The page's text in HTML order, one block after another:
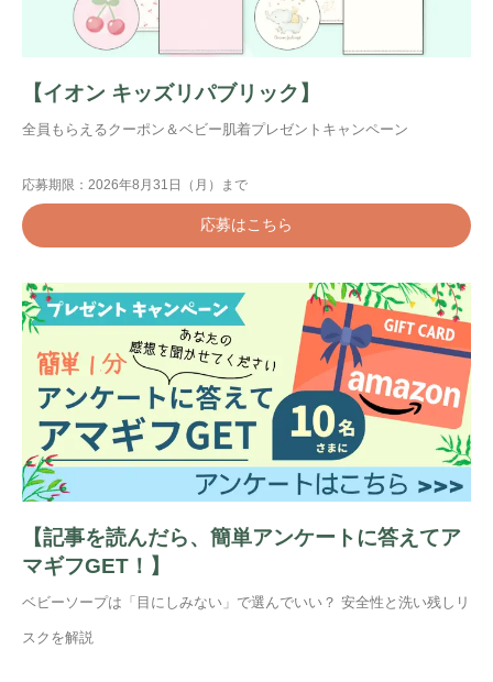
【イオン キッズリパブリック】
全員もらえるクーポン＆ベビー肌着プレゼントキャンペーン
応募期限：2026年8月31日（月）まで
応募はこちら
【記事を読んだら、簡単アンケートに答えてア
マギフGET！】
ベビーソープは「目にしみない」で選んでいい？ 安全性と洗い残しリ
スクを解説
検索
#プレゼント #教育 #0歳
#母乳
#出産準備 #習いごと
#発達
#離乳食
プレゼント&
キャンペーン
妊娠&出産 子育て
学び 暮らし